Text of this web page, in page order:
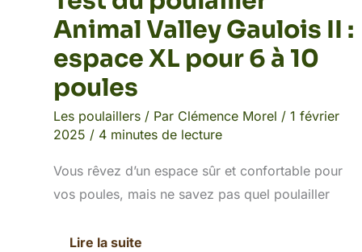
Animal Valley Gaulois II :
espace XL pour 6 à 10
poules
Les poulaillers / Par Clémence Morel / 1 février
2025 / 4 minutes de lecture
Vous rêvez d’un espace sûr et confortable pour
vos poules, mais ne savez pas quel poulailler
Lire la suite